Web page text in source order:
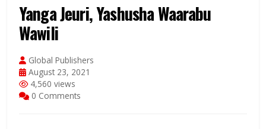
Yanga Jeuri, Yashusha Waarabu
Wawili
Global Publishers
August 23, 2021
4,560 views
0 Comments